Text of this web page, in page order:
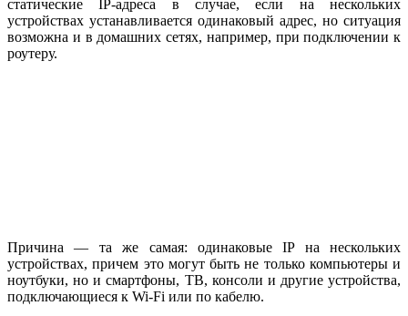
статические IP-адреса в случае, если на нескольких
устройствах устанавливается одинаковый адрес, но ситуация
возможна и в домашних сетях, например, при подключении к
роутеру.
Причина — та же самая: одинаковые IP на нескольких
устройствах, причем это могут быть не только компьютеры и
ноутбуки, но и смартфоны, ТВ, консоли и другие устройства,
подключающиеся к Wi-Fi или по кабелю.